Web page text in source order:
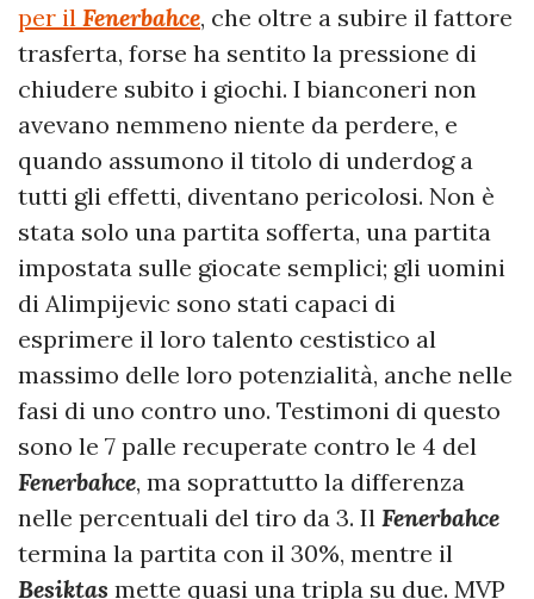
per il Fenerbahce, che oltre a subire il fattore
trasferta, forse ha sentito la pressione di
chiudere subito i giochi. I bianconeri non
avevano nemmeno niente da perdere, e
quando assumono il titolo di underdog a
tutti gli effetti, diventano pericolosi. Non è
stata solo una partita sofferta, una partita
impostata sulle giocate semplici; gli uomini
di Alimpijevic sono stati capaci di
esprimere il loro talento cestistico al
massimo delle loro potenzialità, anche nelle
fasi di uno contro uno. Testimoni di questo
sono le 7 palle recuperate contro le 4 del
Fenerbahce, ma soprattutto la differenza
nelle percentuali del tiro da 3. Il Fenerbahce
termina la partita con il 30%, mentre il
Besiktas mette quasi una tripla su due. MVP